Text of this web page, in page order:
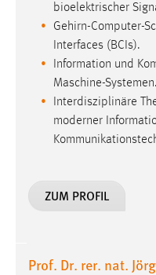
bioelektrischer
Gehirn-Computer-
Interfaces (BCIs).
Information und
Maschine-Systemen.
Interdisziplinäre
moderner
ZUM PROFIL
Prof. Dr. rer. nat.